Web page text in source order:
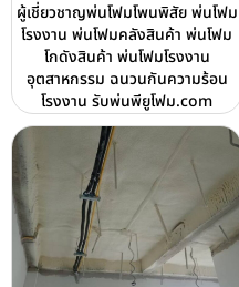
ผู้เชี่ยวชาญพ่นโฟมโพนพิสัย พ่นโฟม
โรงงาน พ่นโฟมคลังสินค้า พ่นโฟม
โกดังสินค้า พ่นโฟมโรงงาน
อุตสาหกรรม ฉนวนกันความร้อน
โรงงาน รับพ่นพียูโฟม.com